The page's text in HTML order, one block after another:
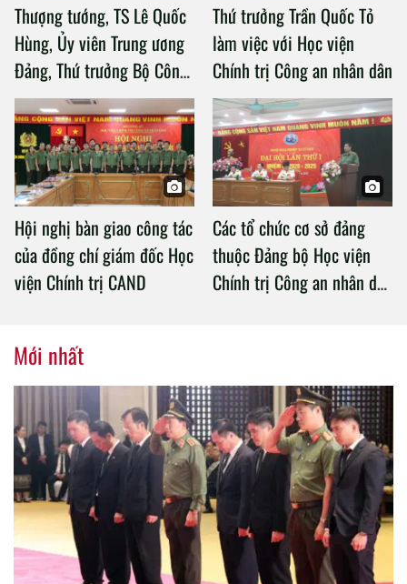
Thượng tướng, TS Lê Quốc
Hùng, Ủy viên Trung ương
Đảng, Thứ trưởng Bộ Công
an làm việc với Học viện
Chính trị Công an nhân dân
Thứ trưởng Trần Quốc Tỏ
làm việc với Học viện
Chính trị Công an nhân dân
Hội nghị bàn giao công tác
của đồng chí giám đốc Học
viện Chính trị CAND
Các tổ chức cơ sở đảng
thuộc Đảng bộ Học viện
Chính trị Công an nhân dân
Mới nhất